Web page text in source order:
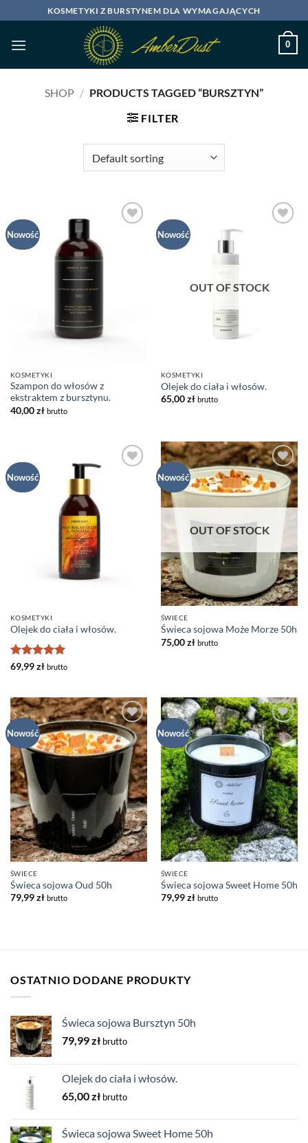
to
content
KOSMETYKI Z BURSTYNEM DLA WYMAGAJĄCYCH
0
SHOP / PRODUCTS TAGGED “BURSZTYN”
FILTER
Nowość
KOSMETYKI
Szampon do włosów z
ekstraktem z bursztynu.
40,00zł brutto
Nowość
OUT OF STOCK
KOSMETYKI
Olejek do ciała i włosów.
65,00zł brutto
Nowość
KOSMETYKI
Olejek do ciała i włosów.
Rated5
69,99zł brutto
Nowość
Dodaj
do listy
życzeń
OUT OF STOCK
ŚWIECE
Świeca sojowa Może Morze 50h
75,00zł brutto
Nowość
Dodaj
do listy
życzeń
ŚWIECE
Świeca sojowa Oud 50h
79,99zł brutto
Nowość
Dodaj
do listy
życzeń
ŚWIECE
Świeca sojowa Sweet Home 50h
79,99zł brutto
OSTATNIO DODANE PRODUKTY
Świeca sojowa Bursztyn 50h
79,99zł brutto
Olejek do ciała i włosów.
65,00zł brutto
Świeca sojowa Sweet Home 50h